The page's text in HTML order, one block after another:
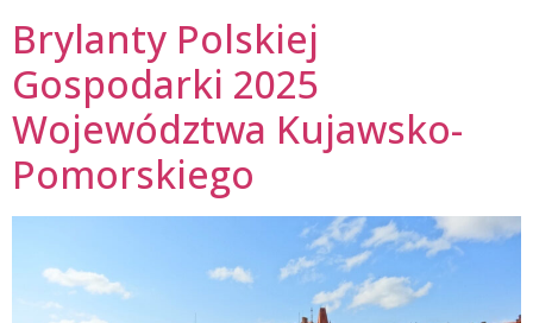
Brylanty Polskiej
Gospodarki 2025
Województwa Kujawsko-
Pomorskiego